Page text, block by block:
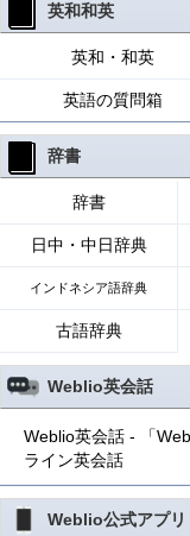
英和和英
英和・和英
英語の質問箱
辞書
辞書
日中・中日辞典
インドネシア語辞典
古語辞典
Weblio英会話
Weblio英会話 - 「
ライン英会話
Weblio公式アプリ